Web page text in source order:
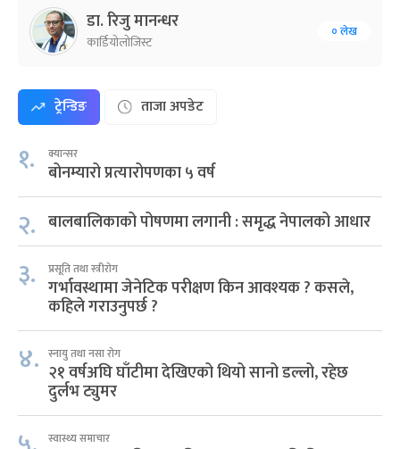
डा. रिजु मानन्धर
कार्डियोलोजिस्ट
० लेख
ट्रेन्डिङ ताजा अपडेट
१. क्यान्सर
बोनम्यारो प्रत्यारोपणका ५ वर्ष
२. बालबालिकाको पोषणमा लगानी : समृद्ध नेपालको आधार
३. प्रसूति तथा स्त्रीरोग
गर्भावस्थामा जेनेटिक परीक्षण किन आवश्यक ? कसले,
कहिले गराउनुपर्छ ?
४. स्नायु तथा नसा रोग
२१ वर्षअघि घाँटीमा देखिएको थियो सानो डल्लो, रहेछ
दुर्लभ ट्युमर
स्वास्थ्य समाचार